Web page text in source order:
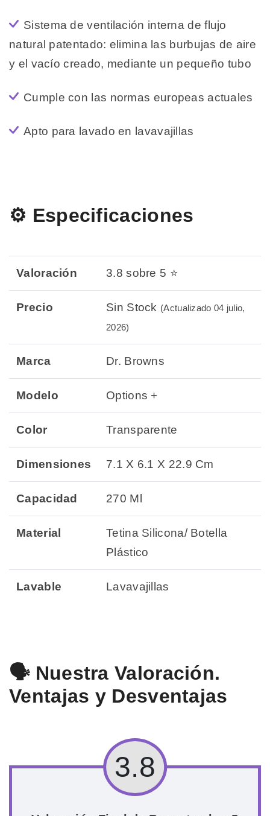
Sistema de ventilación interna de flujo
natural patentado: elimina las burbujas de aire
y el vacío creado, mediante un pequeño tubo
Cumple con las normas europeas actuales
Apto para lavado en lavavajillas
⚙️ Especificaciones
Valoración 3.8 sobre 5 ⭐
Precio Sin Stock (Actualizado 04 julio,
2026)
Marca Dr. Browns
Modelo Options +
Color Transparente
Dimensiones 7.1 X 6.1 X 22.9 Cm
Capacidad 270 Ml
Material
Tetina Silicona/ Botella
Plástico
Lavable Lavavajillas
🗣️ Nuestra Valoración.
Ventajas y Desventajas
3.8